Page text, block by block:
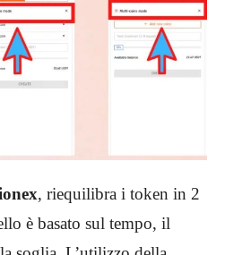
, riequilibra i token in 2
è basato sul tempo, il